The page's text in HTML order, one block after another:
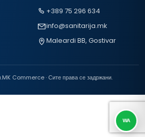
+389 75 296 634
info@sanitarija.mk
Maleardi BB, Gostivar
Commerce · Сите права се задржани.
WA